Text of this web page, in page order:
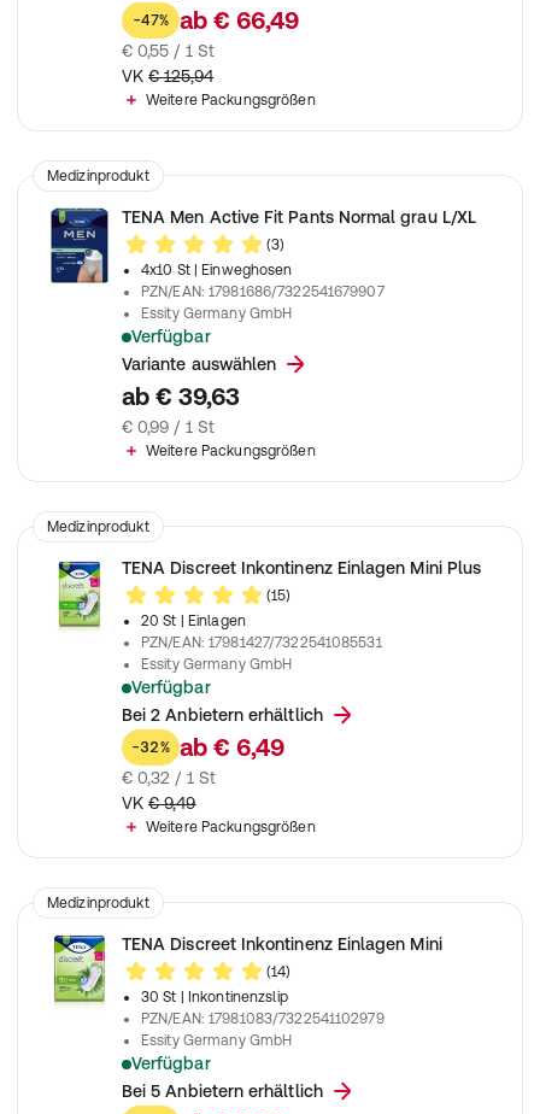
Einlage für Männer zur Anwendung bei mittlerer Inkontinenz
-47% ab € 66,49
€ 0,55 / 1 St
VK € 125,94
Weitere Packungsgrößen
Medizinprodukt
TENA Men Active Fit Pants Normal grau L/XL
(3)
4x10 St
| Einweghosen
PZN/EAN:17981686/7322541679907
Essity Germany GmbH
Verfügbar
Pants für Männer zur Anwendung bei starker Inkontinenz und
Variante auswählen
ab € 39,63
€ 0,99 / 1 St
Weitere Packungsgrößen
Medizinprodukt
TENA Discreet Inkontinenz Einlagen Mini Plus
(15)
20 St
| Einlagen
PZN/EAN:17981427/7322541085531
Essity Germany GmbH
Verfügbar
Für ein trockenes und sicheres Gefühl
Bei 2 Anbietern erhältlich
-32% ab € 6,49
€ 0,32 / 1 St
VK € 9,49
Weitere Packungsgrößen
Medizinprodukt
TENA Discreet Inkontinenz Einlagen Mini
(14)
30 St
| Inkontinenzslip
PZN/EAN:17981083/7322541102979
Essity Germany GmbH
Verfügbar
Zur Anwendung bei leichter Blasenschwäche
Bei 5 Anbietern erhältlich